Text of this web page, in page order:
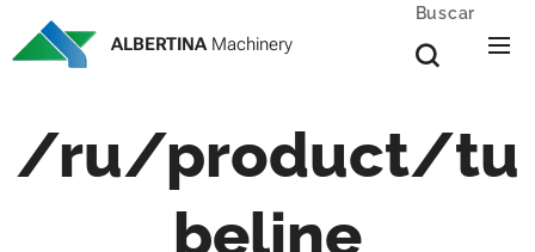
ALBERTINA Machinery
Buscar
/ru/product/tu
beline